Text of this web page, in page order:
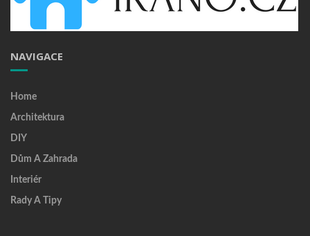
NAVIGACE
Home
Architektura
DIY
Dům A Zahrada
Interiér
Rady A Tipy